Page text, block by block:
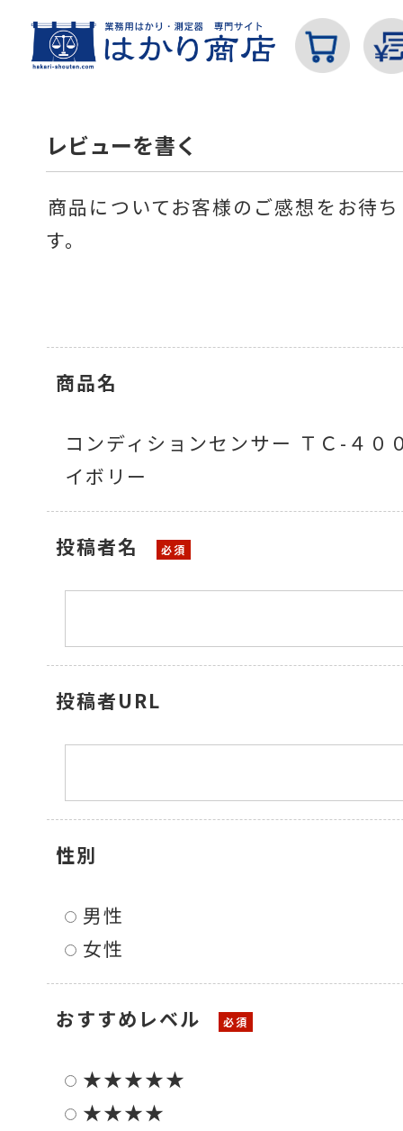
カテゴリから探す
分銅
温度計・湿度計
長さ測定器
濃度・環境測定
色々な計測器
レベル・勾配測定
オプション
レビューを書く
商品についてお客様のご感想をお待
す。
商品名
コンディションセンサー ＴＣ-４０
イボリー
投稿者名
投稿者URL
性別
男性
女性
おすすめレベル
★★★★★
★★★★